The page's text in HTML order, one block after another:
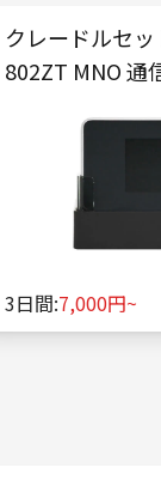
クレードルセ
802ZT MNO 通
3日間:7,000円~